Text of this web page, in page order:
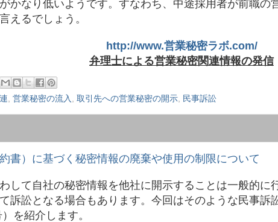
かなり低いようです。すなわち、中途採用者が前職の
えるでしょう。
http://www.営業秘密ラボ.com/
弁理士による営業秘密関連情報の発信
, 営業秘密の流入 , 取引先への営業秘密の開示, 民事訴訟
書）に基づく秘密情報の廃棄や使用の制限について
して自社の秘密情報を他社に開示することは一般的に
訴訟となる場合もあります。今回はそのような民事訴
を紹介します。